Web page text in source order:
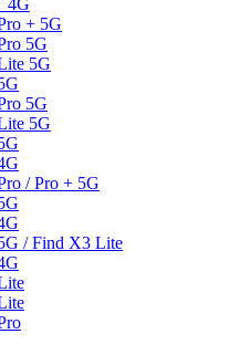
4G
+ 5G
5G
5G
5G
5G
/ Pro + 5G
/ Find X3 Lite